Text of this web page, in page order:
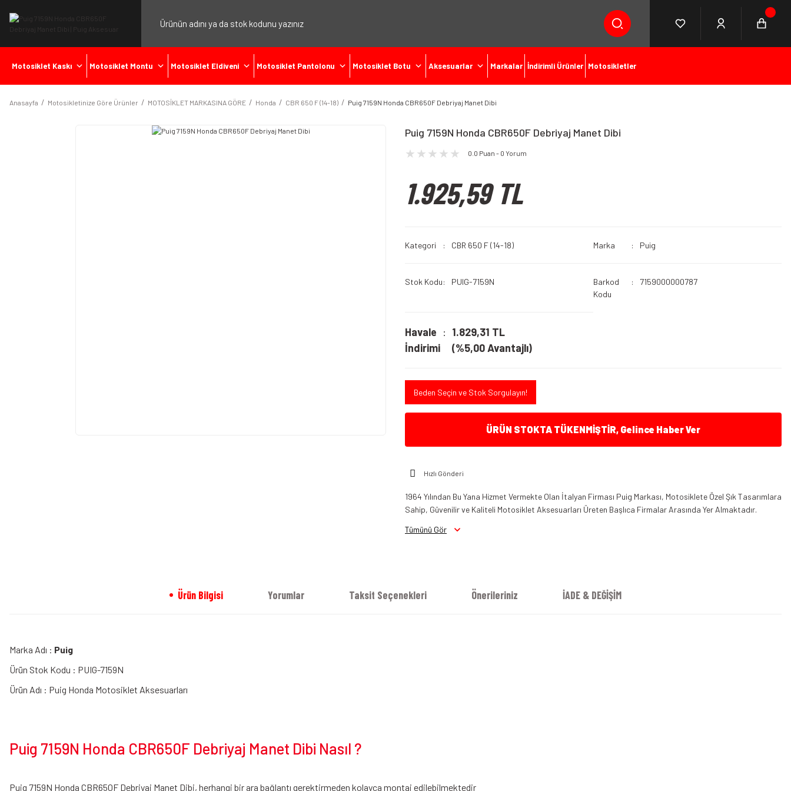
Motosiklet Kaskı Motosiklet Montu Motosiklet Eldiveni Motosiklet Pantolonu Motosiklet Botu Aksesuarlar Markalar İndirimli Ürünler Motosikletler
Anasayfa Motosikletinize Göre Ürünler MOTOSİKLET MARKASINA GÖRE Honda CBR 650 F (14-18) Puig 7159N Honda CBR650F Debriyaj Manet Dibi
Puig 7159N Honda CBR650F Debriyaj Manet Dibi
0.0 Puan - 0 Yorum
1.925,59 TL
Kategori CBR 650 F (14-18) Marka Puig
Stok Kodu PUIG-7159N
Barkod
Kodu
7159000000787
Havale
İndirimi
1.829,31 TL
(%5,00 Avantajlı)
Beden Seçin ve Stok Sorgulayın!
ÜRÜN STOKTA TÜKENMİŞTİR, Gelince Haber Ver
Hızlı Gönderi
1964 Yılından Bu Yana Hizmet Vermekte Olan İtalyan Firması Puig Markası, Motosiklete Özel Şık Tasarımlara
Sahip, Güvenilir ve Kaliteli Motosiklet Aksesuarları Üreten Başlıca Firmalar Arasında Yer Almaktadır.
Tümünü Gör
Ürün Bilgisi Yorumlar Taksit Seçenekleri Önerileriniz İADE & DEĞİŞİM
Marka Adı : Puig
Ürün Stok Kodu : PUIG-7159N
Ürün Adı : Puig Honda Motosiklet Aksesuarları
Puig 7159N Honda CBR650F Debriyaj Manet Dibi Nasıl ?
Puig 7159N Honda CBR650F Debriyaj Manet Dibi, herhangi bir ara bağlantı gerektirmeden kolayca montaj edilebilmektedir